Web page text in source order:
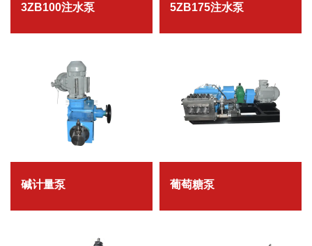
3ZB100注水泵 5ZB175注水泵
碱计量泵 葡萄糖泵